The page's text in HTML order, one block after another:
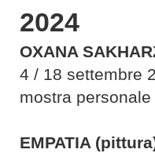
2024
OXANA
4 / 18 settembre
mostra
EMPATIA